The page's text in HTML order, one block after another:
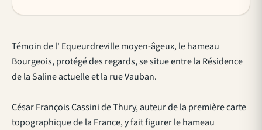
Témoin de l' Equeurdreville moyen-âgeux, le hameau
Bourgeois, protégé des regards, se situe entre la Résidence
de la Saline actuelle et la rue Vauban.
César François Cassini de Thury, auteur de la première carte
topographique de la France, y fait figurer le hameau